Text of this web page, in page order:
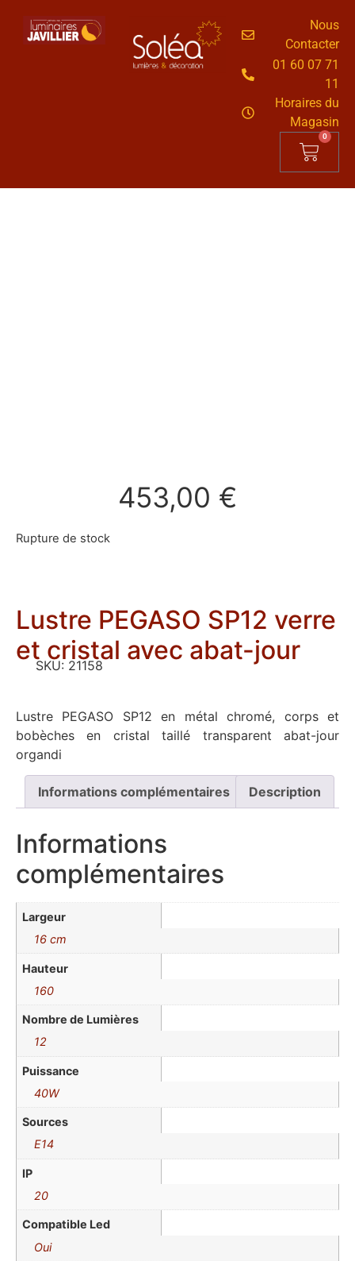
Nous
Contacter
01 60 07 71
11
Horaires du
Magasin
0
453,00 €
Rupture de stock
Lustre PEGASO SP12 verre
et cristal avec abat-jour
SKU: 21158
Lustre PEGASO SP12 en métal chromé, corps et
bobèches en cristal taillé transparent abat-jour
organdi
Informations complémentaires Description
Informations
complémentaires
Largeur
16 cm
Hauteur
160
Nombre de Lumières
12
Puissance
40W
Sources
E14
IP
20
Compatible Led
Oui